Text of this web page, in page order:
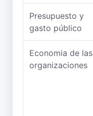
Presupuesto y
gasto público
Economia de las
organizaciones